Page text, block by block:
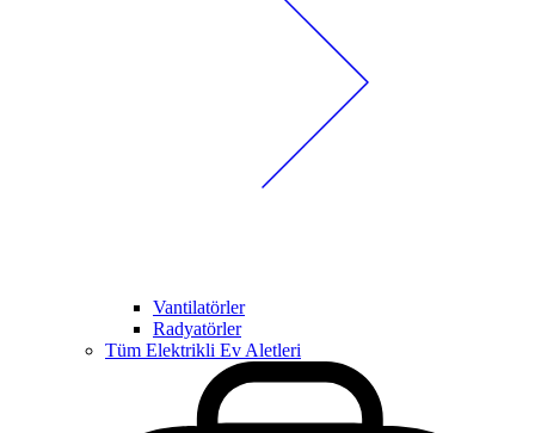
Vantilatörler
Radyatörler
Tüm Elektrikli Ev Aletleri